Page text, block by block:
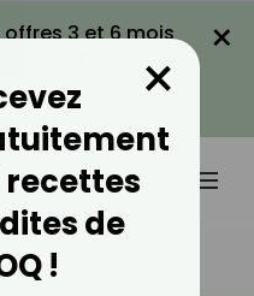
offres 3 et 6 mois
×
?
recettes
de
!
×